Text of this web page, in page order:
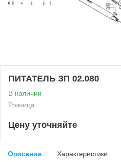
ПИТАТЕЛЬ ЗП 02.080
В наличии
Розница
Цену уточняйте
Описание Характеристики